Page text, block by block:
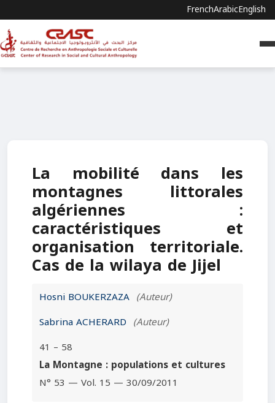
FrenchArabicEnglish
La mobilité dans les
montagnes littorales
algériennes :
caractéristiques et
organisation territoriale.
Cas de la wilaya de Jijel
Hosni BOUKERZAZA (Auteur)
Sabrina ACHERARD (Auteur)
41 – 58
La Montagne : populations et cultures
N° 53 — Vol. 15 — 30/09/2011